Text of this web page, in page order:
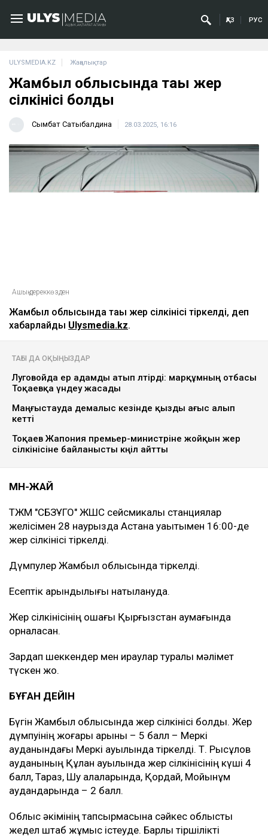
ҚАЗ РУС
ULYSMEDIA.KZ Жаңалықтар
Жамбыл облысында тағы жер
сілкінісі болды
Сымбат Сатыбалдина 28.03.2025, 16:16
Ашық дереккөзден
Жамбыл облысында тағы жер сілкінісі тіркелді, деп
хабарлайды Ulysmedia.kz.
ТАҒЫ ДА ОҚЫҢЫЗДАР
Луговойда ер адамды атып өлтірді: марқұмның отбасы
Тоқаевқа үндеу жасады
Маңғыстауда демалыс кезінде қызды ағыс алып
кетті
Тоқаев Жапония премьер-министріне жойқын жер
сілкінісіне байланысты көңіл айтты
МӘН-ЖАЙ
ТЖМ "СБЗҰГО" ЖШС сейсмикалық станциялар
желісімен 28 наурызда Астана уақытымен 16:00-де
жер сілкінісі тіркелді.
Дүмпулер Жамбыл облысында тіркелді.
Есептік қарқындылығы нақтылануда.
Жер сілкінісінің ошағы Қырғызстан аумағында
орналасқан.
Зардап шеккендер мен қираулар туралы мәлімет
түскен жоқ.
БҰҒАН ДЕЙІН
Бүгін Жамбыл облысында жер сілкінісі болды. Жер
дүмпуінің жоғары қарқыны – 5 балл – Меркі
ауданындағы Меркі ауылында тіркелді. Т. Рысқұлов
ауданының Құлан ауылында жер сілкінісінің күші 4
балл, Тараз, Шу қалаларында, Қордай, Мойынқұм
аудандарында – 2 балл.
Облыс әкімінің тапсырмасына сәйкес облыстық
жедел штаб жұмыс істеуде. Барлық тіршілікті